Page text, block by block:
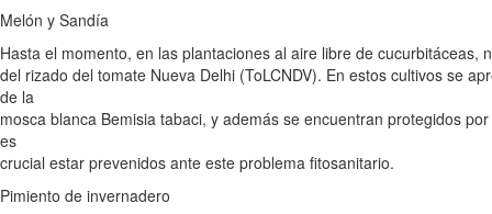
Melón y Sandía
Hasta el momento, en las plantaciones al aire libre de cucurbitáceas,
del rizado del tomate Nueva Delhi (ToLCNDV). En estos cultivos se
de la
mosca blanca Bemisia tabaci, y además se encuentran protegidos
es
crucial estar prevenidos ante este problema fitosanitario.
Pimiento de invernadero